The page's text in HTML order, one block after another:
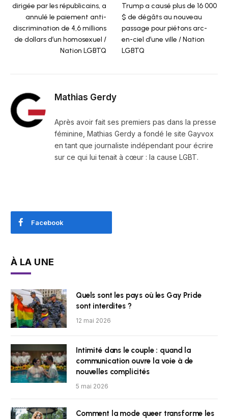
dirigée par les républicains, a
annulé le paiement anti-
discrimination de 4,6 millions
de dollars d’un homosexuel /
Nation LGBTQ
Trump a causé plus de 16 000
$ de dégâts au nouveau
passage pour piétons arc-
en-ciel d’une ville / Nation
LGBTQ
Mathias Gerdy
Après avoir fait ses premiers pas dans la presse
féminine, Mathias Gerdy a fondé le site Gayvox
en tant que journaliste indépendant pour écrire
sur ce qui lui tenait à cœur : la cause LGBT.
Facebook
À LA UNE
Quels sont les pays où les Gay Pride
sont interdites ?
12 mai 2026
Intimité dans le couple : quand la
communication ouvre la voie à de
nouvelles complicités
5 mai 2026
Comment la mode queer transforme les